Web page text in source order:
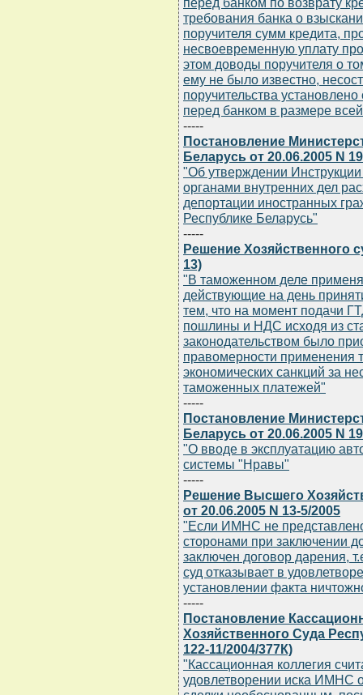
требования банка о
поручителя сумм кредита,
несвоевременную уплату
этом доводы поручителя о
ему не было известно,
поручительства
перед банком в размере
-----
Постановление
Беларусь от 20.06.2005 N
"Об утверждении
органами внутренних дел
депортации иностранных
Республике Беларусь"
-----
Решение Хозяйственного
13)
"В таможенном деле
действующие на день
тем, что на момент подачи
пошлины и НДС исходя из
законодательством было
правомерности применения
экономических санкций за
таможенных платежей"
-----
Постановление
Беларусь от 20.06.2005 N
"О вводе в эксплуатацию
системы "Нравы"
-----
Решение Высшего
от 20.06.2005 N 13-5/2005
"Если ИМНС не
сторонами при заключении
заключен договор дарения,
суд отказывает в
установлении факта
-----
Постановление
Хозяйственного Суда
122-11/2004/377К)
"Кассационная коллегия
удовлетворении иска ИМНС